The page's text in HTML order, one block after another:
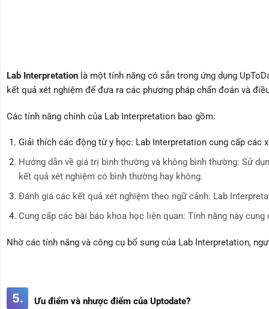
Lab Interpretation là một tính năng có sẵn trong ứng dụng
kết quả xét nghiệm để đưa ra các phương pháp chẩn đoán và
Các tính năng chính của Lab Interpretation bao gồm:
Giải thích các động từ y học: Lab Interpretation cung cấp các
Hướng dẫn về giá trị bình thường và không bình thường: Sử
kết quả xét nghiệm có bình thường hay không.
Đánh giá các kết quả xét nghiệm theo ngữ cảnh: Lab
Cung cấp các bài báo khoa học liên quan: Tính năng này
Nhờ các tính năng và công cụ bổ sung của Lab Interpretation,
5.
Ưu điểm và nhược điểm của Uptodate?